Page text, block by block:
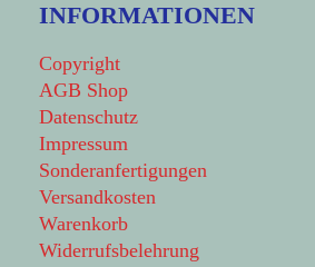
INFORMATIONEN
Copyright
AGB Shop
Datenschutz
Impressum
Sonderanfertigungen
Versandkosten
Warenkorb
Widerrufsbelehrung